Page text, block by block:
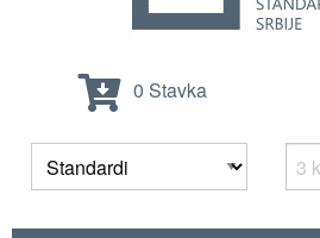
0 Stavka